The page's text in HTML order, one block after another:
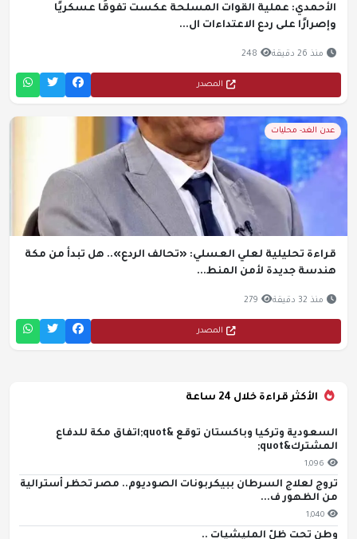
الأحمدي: عملية القوات المسلحة عكست تفوقًا عسكريًا
وإصرارًا على ردع الاعتداءات ال...
منذ 26 دقيقة 248
المصدر
عدن الغد- محليات
قراءة تحليلية لعلي العسلي: «تحالف الردع».. هل تبدأ من مكة
هندسة جديدة لأمن المنط...
منذ 32 دقيقة 279
المصدر
الأكثر قراءة خلال 24 ساعة
السعودية وتركيا وباكستان توقع &quot;اتفاق مكة للدفاع
المشترك&quot;
1,096
تروج لعلاج السرطان ببيكربونات الصوديوم.. مصر تحظر أسترالية
من الظهور ف...
1,040
وطن تحت ظلّ المليشيات ..